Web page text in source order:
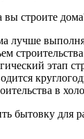
вы строите
лучше
этап
в
бытовку для